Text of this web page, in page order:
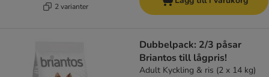
2 varianter
Dubbelpack: 2/3 påsar
Briantos till lågpris!
Adult Kyckling & ris (2 x 14 kg)